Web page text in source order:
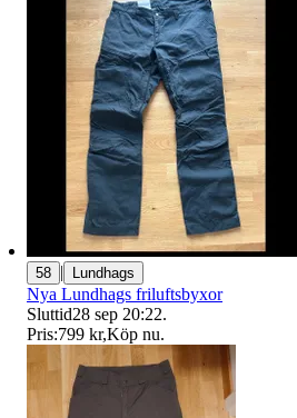
58 | Lundhags
Nya Lundhags friluftsbyxor
Sluttid28 sep 20:22.
Pris:799 kr,Köp nu.